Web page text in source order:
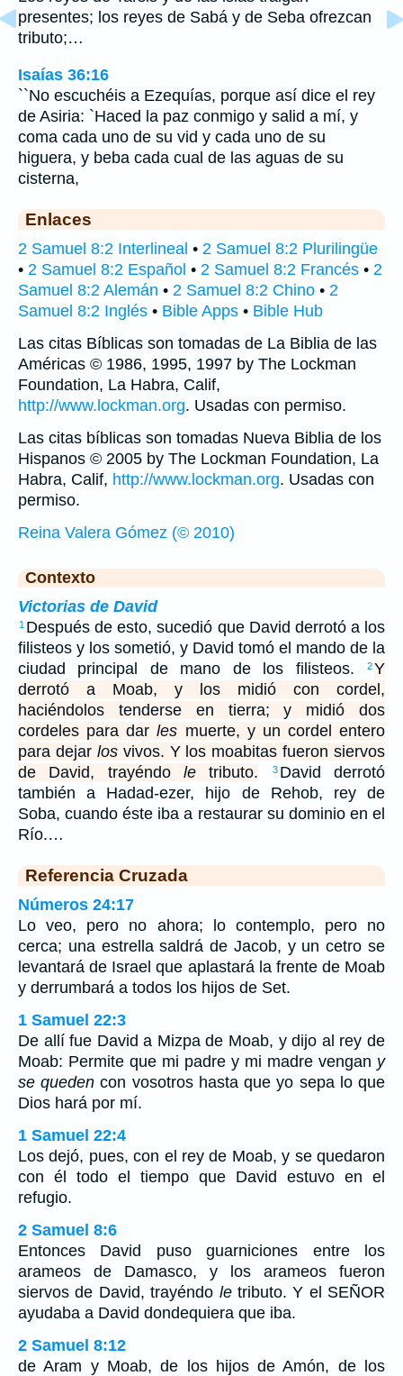
presentes; los reyes de Sabá y de Seba ofrezcan
tributo;…
Isaías 36:16
``No escuchéis a Ezequías, porque así dice el rey
de Asiria: `Haced la paz conmigo y salid a mí, y
coma cada uno de su vid y cada uno de su
higuera, y beba cada cual de las aguas de su
cisterna,
Enlaces
2 Samuel 8:2 Interlineal • 2 Samuel 8:2 Plurilingüe
• 2 Samuel 8:2 Español • 2 Samuel 8:2 Francés • 2
Samuel 8:2 Alemán • 2 Samuel 8:2 Chino • 2
Samuel 8:2 Inglés • Bible Apps • Bible Hub
Las citas Bíblicas son tomadas de La Biblia de las
Américas © 1986, 1995, 1997 by The Lockman
Foundation, La Habra, Calif,
http://www.lockman.org. Usadas con permiso.
Las citas bíblicas son tomadas Nueva Biblia de los
Hispanos © 2005 by The Lockman Foundation, La
Habra, Calif, http://www.lockman.org. Usadas con
permiso.
Reina Valera Gómez (© 2010)
Contexto
Victorias de David
1 Después de esto, sucedió que David derrotó a los
filisteos y los sometió, y David tomó el mando de la
ciudad principal de mano de los filisteos.
2Y
derrotó a Moab, y los midió con cordel,
haciéndolos tenderse en tierra; y midió dos
cordeles para darles muerte, y un cordel entero
para dejar losvivos. Y los moabitas fueron siervos
de David, trayéndo le tributo. 3 David derrotó
también a Hadad-ezer, hijo de Rehob, rey de
Soba, cuando éste iba a restaurar su dominio en el
Río.…
Referencia Cruzada
Números 24:17
Lo veo, pero no ahora; lo contemplo, pero no
cerca; una estrella saldrá de Jacob, y un cetro se
levantará de Israel que aplastará la frente de Moab
y derrumbará a todos los hijos de Set.
1 Samuel 22:3
De allí fue David a Mizpa de Moab, y dijo al rey de
Moab: Permite que mi padre y mi madre vengan y
se queden con vosotros hasta que yo sepa lo que
Dios hará por mí.
1 Samuel 22:4
Los dejó, pues, con el rey de Moab, y se quedaron
con él todo el tiempo que David estuvo en el
refugio.
2 Samuel 8:6
Entonces David puso guarniciones entre los
arameos de Damasco, y los arameos fueron
siervos de David, trayéndo letributo. Y el SEÑOR
ayudaba a David dondequiera que iba.
2 Samuel 8:12
de Aram y Moab, de los hijos de Amón, de los